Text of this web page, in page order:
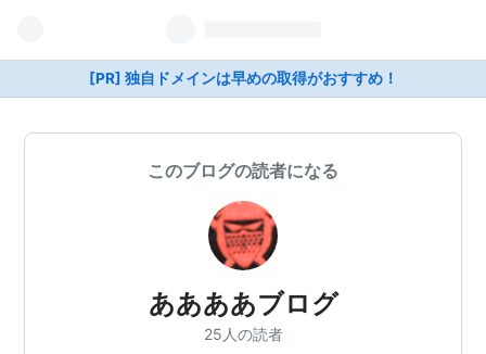
[PR] 独自ドメインは早めの取得がおすすめ！
このブログの読者になる
ああああブログ
25人の読者